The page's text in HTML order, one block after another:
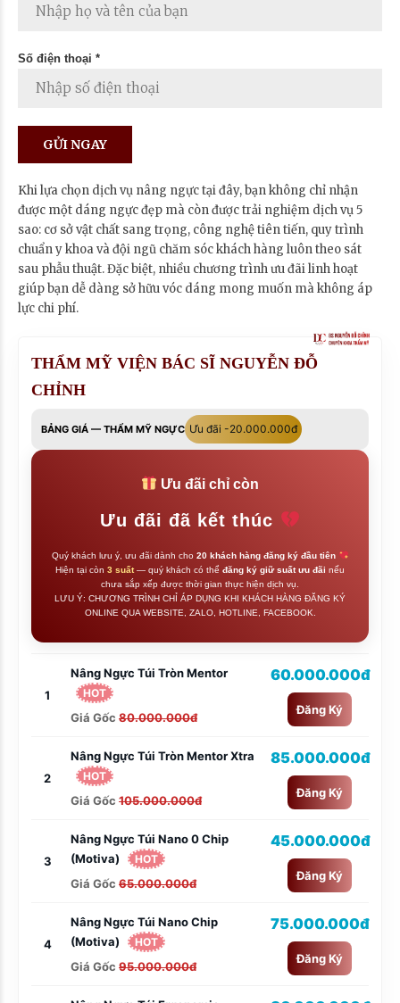
Số điện thoại *
Khi lựa chọn dịch vụ nâng ngực tại đây, bạn không chỉ nhận
được một dáng ngực đẹp mà còn được trải nghiệm dịch vụ 5
sao: cơ sở vật chất sang trọng, công nghệ tiên tiến, quy trình
chuẩn y khoa và đội ngũ chăm sóc khách hàng luôn theo sát
sau phẫu thuật. Đặc biệt, nhiều chương trình ưu đãi linh hoạt
giúp bạn dễ dàng sở hữu vóc dáng mong muốn mà không áp
lực chi phí.
THẨM MỸ VIỆN BÁC SĨ NGUYỄN ĐỖ
CHỈNH
BẢNG GIÁ — THẨM MỸ NGỰC Ưu đãi -20.000.000đ
Ưu đãi chỉ còn
Ưu đãi đã kết thúc
Quý khách lưu ý, ưu đãi dành cho 20 khách hàng đăng ký đầu tiên
Hiện tại còn 3 suất— quý khách có thể đăng ký giữ suất ưu đãi nếu
chưa sắp xếp được thời gian thực hiện dịch vụ.
LƯU Ý: CHƯƠNG TRÌNH CHỈ ÁP DỤNG KHI KHÁCH HÀNG ĐĂNG KÝ
ONLINE QUA WEBSITE, ZALO, HOTLINE, FACEBOOK.
1
Nâng Ngực Túi Tròn Mentor
HOT
Giá Gốc 80.000.000đ
60.000.000đ
Đăng Ký
2
Nâng Ngực Túi Tròn Mentor Xtra
HOT
Giá Gốc 105.000.000đ
85.000.000đ
Đăng Ký
3
Nâng Ngực Túi Nano 0 Chip
(Motiva)
HOT
Giá Gốc 65.000.000đ
45.000.000đ
Đăng Ký
4
Nâng Ngực Túi Nano Chip
(Motiva)
HOT
Giá Gốc 95.000.000đ
75.000.000đ
Đăng Ký